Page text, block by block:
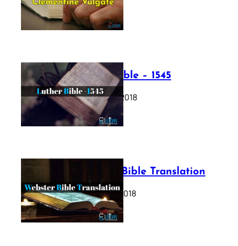
July 12, 2025
Luther Bible – 1545
October 17, 2018
Webster Bible Translation
October 11, 2018